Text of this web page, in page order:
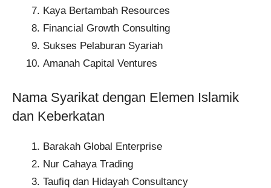
Kaya Bertambah Resources
Financial Growth Consulting
Sukses Pelaburan Syariah
Amanah Capital Ventures
Nama Syarikat dengan Elemen Islamik
dan Keberkatan
Barakah Global Enterprise
Nur Cahaya Trading
Taufiq dan Hidayah Consultancy